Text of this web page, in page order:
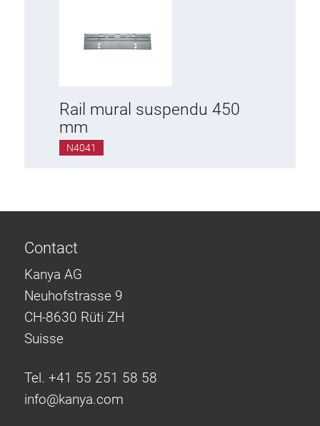
Rail mural suspendu 450
mm
N4041
Contact
Kanya AG
Neuhofstrasse 9
CH-8630 Rüti ZH
Suisse
Tel. +41 55 251 58 58
info@kanya.com